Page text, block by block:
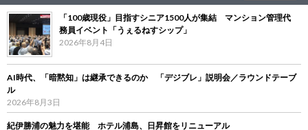
「100歳現役」目指すシニア1500人が集結 マンション管理代
務員イベント「うぇるねすシップ」
2026年8月4日
AI時代、「暗黙知」は継承できるのか 「デジブレ」説明会／ラウンドテーブ
ル
2026年8月3日
紀伊勝浦の魅力を堪能 ホテル浦島、日昇館をリニューアル